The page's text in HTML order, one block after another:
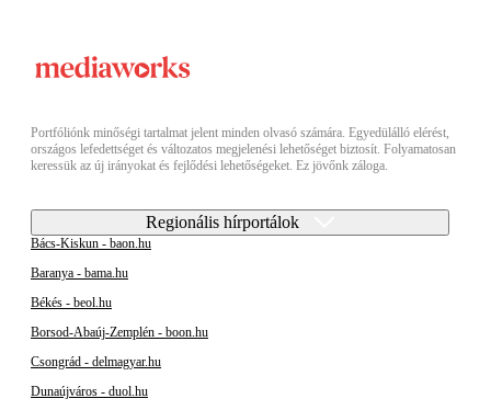
Portfóliónk minőségi tartalmat jelent minden olvasó számára. Egyedülálló elérést,
országos lefedettséget és változatos megjelenési lehetőséget biztosít. Folyamatosan
keressük az új irányokat és fejlődési lehetőségeket. Ez jövőnk záloga.
Regionális hírportálok
Bács-Kiskun - baon.hu
Baranya - bama.hu
Békés - beol.hu
Borsod-Abaúj-Zemplén - boon.hu
Csongrád - delmagyar.hu
Dunaújváros - duol.hu